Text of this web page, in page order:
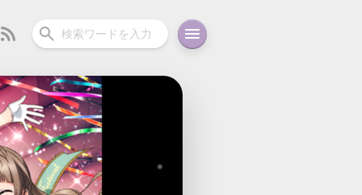
ディオ 充電関連
コラム ガイド